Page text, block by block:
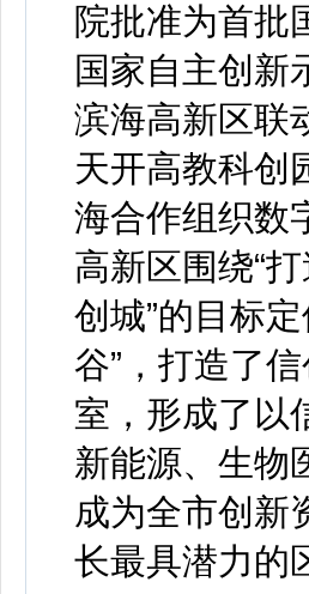
院批准为首批
国家自主创新
滨海高新区联
天开高教科创
海合作组织数
高新区围绕“
创城”的目标
谷”，打造了
室，形成了以
新能源、生物
成为全市创新
长最具潜力的